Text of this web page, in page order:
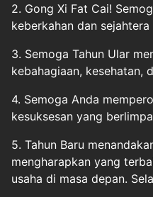
2. Gong Xi Fat Cai!
keberkahan dan sejahtera
3. Semoga Tahun Ular
kebahagiaan, kesehatan,
4. Semoga Anda
kesuksesan yang
5. Tahun Baru
mengharapkan yang
usaha di masa depan.